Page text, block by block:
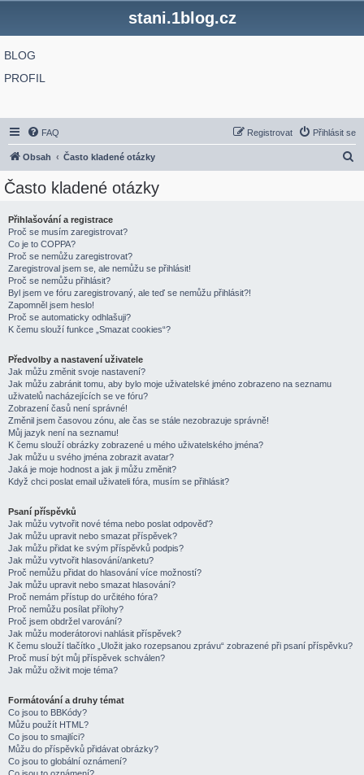
stani.1blog.cz
BLOG
PROFIL
FAQ Přihlásit se
Registrovat
Obsah Často kladené otázky
Často kladené otázky
Přihlašování a registrace
Proč se musím zaregistrovat?
Co je to COPPA?
Proč se nemůžu zaregistrovat?
Zaregistroval jsem se, ale nemůžu se přihlásit!
Proč se nemůžu přihlásit?
Byl jsem ve fóru zaregistrovaný, ale teď se nemůžu přihlásit?!
Zapomněl jsem heslo!
Proč se automaticky odhlašuji?
K čemu slouží funkce „Smazat cookies“?
Předvolby a nastavení uživatele
Jak můžu změnit svoje nastavení?
Jak můžu zabránit tomu, aby bylo moje uživatelské jméno zobrazeno na seznamu
uživatelů nacházejících se ve fóru?
Zobrazení časů není správné!
Změnil jsem časovou zónu, ale čas se stále nezobrazuje správně!
Můj jazyk není na seznamu!
K čemu slouží obrázky zobrazené u mého uživatelského jména?
Jak můžu u svého jména zobrazit avatar?
Jaká je moje hodnost a jak ji můžu změnit?
Když chci poslat email uživateli fóra, musím se přihlásit?
Psaní příspěvků
Jak můžu vytvořit nové téma nebo poslat odpověď?
Jak můžu upravit nebo smazat příspěvek?
Jak můžu přidat ke svým příspěvků podpis?
Jak můžu vytvořit hlasování/anketu?
Proč nemůžu přidat do hlasování více možností?
Jak můžu upravit nebo smazat hlasování?
Proč nemám přístup do určitého fóra?
Proč nemůžu posílat přílohy?
Proč jsem obdržel varování?
Jak můžu moderátorovi nahlásit příspěvek?
K čemu slouží tlačítko „Uložit jako rozepsanou zprávu“ zobrazené při psaní příspěvku?
Proč musí být můj příspěvek schválen?
Jak můžu oživit moje téma?
Formátování a druhy témat
Co jsou to BBKódy?
Můžu použít HTML?
Co jsou to smajlíci?
Můžu do příspěvků přidávat obrázky?
Co jsou to globální oznámení?